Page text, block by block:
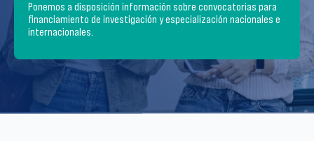
Ponemos a disposición información sobre convocatorias para
financiamiento de investigación y especialización nacionales e
internacionales.